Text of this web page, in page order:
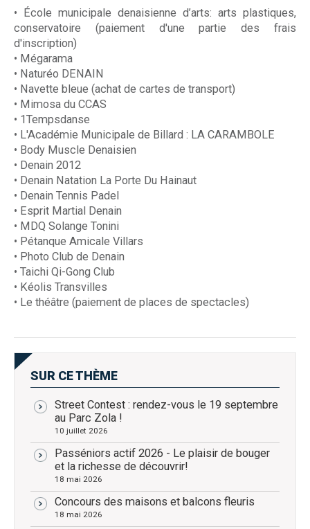
• École municipale denaisienne d’arts: arts plastiques,
conservatoire (paiement d'une partie des frais
d'inscription)
• Mégarama
• Naturéo DENAIN
• Navette bleue (achat de cartes de transport)
• Mimosa du CCAS
• 1Tempsdanse
• L'Académie Municipale de Billard : LA CARAMBOLE
• Body Muscle Denaisien
• Denain 2012
• Denain Natation La Porte Du Hainaut
• Denain Tennis Padel
• Esprit Martial Denain
• MDQ Solange Tonini
• Pétanque Amicale Villars
• Photo Club de Denain
• Taichi Qi-Gong Club
• Kéolis Transvilles
• Le théâtre (paiement de places de spectacles)
SUR CE THÈME
Street Contest : rendez-vous le 19 septembre
au Parc Zola !
10 juillet 2026
Passéniors actif 2026 - Le plaisir de bouger
et la richesse de découvrir!
18 mai 2026
Concours des maisons et balcons fleuris
18 mai 2026